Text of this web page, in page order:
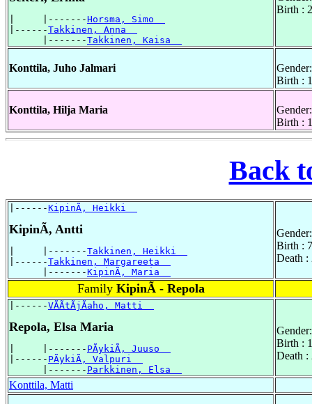
|     |-------Horsma, Simo
|------Takkinen, Anna
      |-------
Takkinen, Kaisa
Birth :
Konttila, Juho Jalmari
Birth :
Konttila, Hilja Maria
Birth :
Back
|------KipinÃ, Heikki
KipinÃ, Antti
|     |-------Takkinen, Heikki
|------Takkinen, Margareeta
      |-------
KipinÃ, Maria
Birth :
Death :
Family KipinÃ - Repola
|------VÃÃtÃjÃaho, Matti
Repola, Elsa Maria
|     |------- PÃykiÃ, Juuso
|------ PÃykiÃ, Valpuri
      |-------
Parkkinen, Elsa
Birth :
Death :
Konttila, Matti